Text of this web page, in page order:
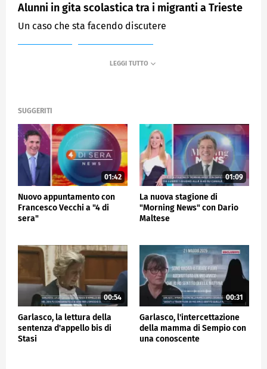
Alunni in gita scolastica tra i migranti a Trieste
Un caso che sta facendo discutere
SUGGERITI
01:42
Nuovo appuntamento con
Francesco Vecchi a "4 di
sera"
01:09
La nuova stagione di
"Morning News" con Dario
Maltese
00:54
Garlasco, la lettura della
sentenza d'appello bis di
Stasi
00:31
Garlasco, l'intercettazione
della mamma di Sempio con
una conoscente